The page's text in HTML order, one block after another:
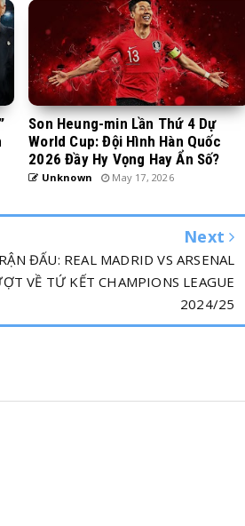
Son Heung-min Lần Thứ 4 Dự
World Cup: Đội Hình Hàn Quốc
2026 Đầy Hy Vọng Hay Ẩn Số?
Unknown May 17, 2026
Next
ĐẤU: REAL MADRID VS ARSENAL
VỀ TỨ KẾT CHAMPIONS LEAGUE
2024/25